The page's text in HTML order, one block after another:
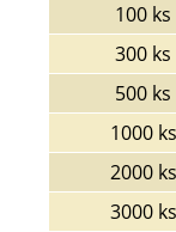
100 ks
300 ks
500 ks
1000 ks
2000 ks
3000 ks